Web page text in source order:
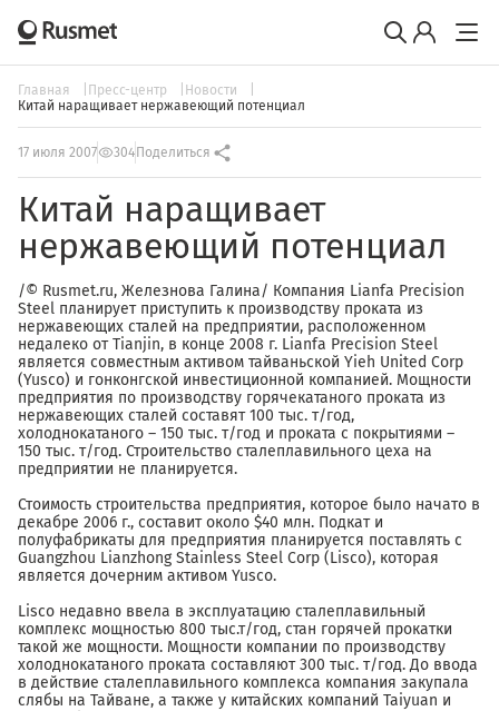
Главная Пресс-центр
Новости
Китай наращивает нержавеющий потенциал
17 июля 2007 304 Поделиться
Китай наращивает
нержавеющий потенциал
/© Rusmet.ru, Железнова Галина/ Компания Lianfa Precision
Steel планирует приступить к производству проката из
нержавеющих сталей на предприятии, расположенном
недалеко от Tianjin, в конце 2008 г. Lianfa Precision Steel
является совместным активом тайваньской Yieh United Corp
(Yusco) и гонконгской инвестиционной компанией. Мощности
предприятия по производству горячекатаного проката из
нержавеющих сталей составят 100 тыс. т/год,
холоднокатаного – 150 тыс. т/год и проката с покрытиями –
150 тыс. т/год. Строительство сталеплавильного цеха на
предприятии не планируется.
Стоимость строительства предприятия, которое было начато в
декабре 2006 г., составит около $40 млн. Подкат и
полуфабрикаты для предприятия планируется поставлять с
Guangzhou Lianzhong Stainless Steel Corp (Lisco), которая
является дочерним активом Yusco.
Lisco недавно ввела в эксплуатацию сталеплавильный
комплекс мощностью 800 тыс.т/год, стан горячей прокатки
такой же мощности. Мощности компании по производству
холоднокатаного проката составляют 300 тыс. т/год. До ввода
в действие сталеплавильного комплекса компания закупала
слябы на Тайване, а также у китайских компаний Taiyuan и